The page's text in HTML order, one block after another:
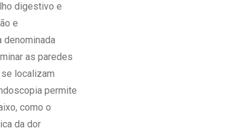
Cabine Telemedicina
digestivo e
e
denominada
as paredes
localizam
permite
como o
da dor